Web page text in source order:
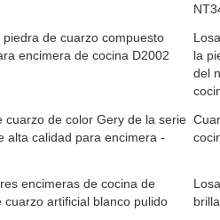
piedra de cuarzo compuesto
encimera de cocina D2002
la
del
cuarzo de color Gery de la serie
alta calidad para encimera -
encimeras de cocina de
cuarzo artificial blanco pulido